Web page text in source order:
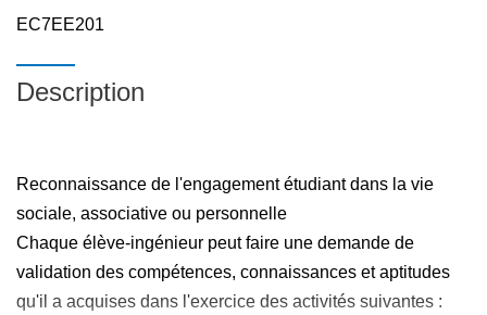
EC7EE201
Description
Reconnaissance de l'engagement étudiant dans la vie
sociale, associative ou personnelle
Chaque élève-ingénieur peut faire une demande de
validation des compétences, connaissances et aptitudes
qu'il a acquises dans l'exercice des activités suivantes :